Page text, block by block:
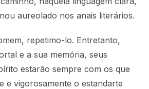
aureolado nos anais literários.
repetimo-lo. Entretanto,
e a sua memória, seus
estarão sempre com os que
e vigorosamente o estandarte